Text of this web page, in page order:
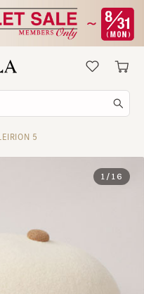
LEIRION 5
1 / 16